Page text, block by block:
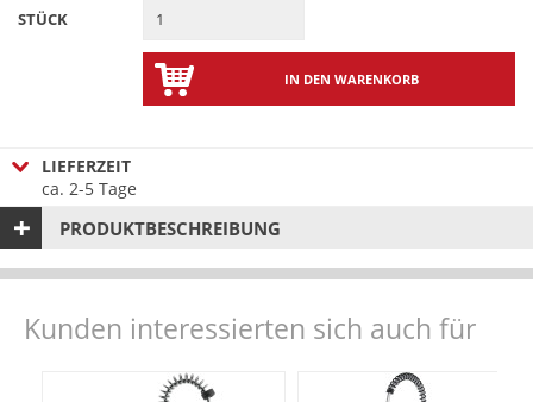
STÜCK
IN DEN WARENKORB
LIEFERZEIT
ca. 2-5 Tage
PRODUKTBESCHREIBUNG
Kunden interessierten sich auch für